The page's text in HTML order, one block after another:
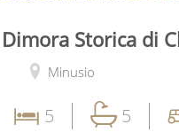
Storica di
Minusio
5 5